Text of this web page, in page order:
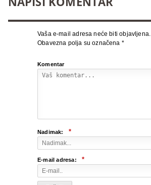
Vaša e-mail adresa neće biti objavljena.
Obavezna polja su označena *
Komentar
Nadimak: *
E-mail adresa: *